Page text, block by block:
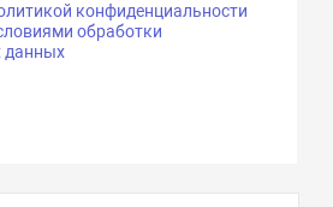
конфиденциальности
обработки
данных